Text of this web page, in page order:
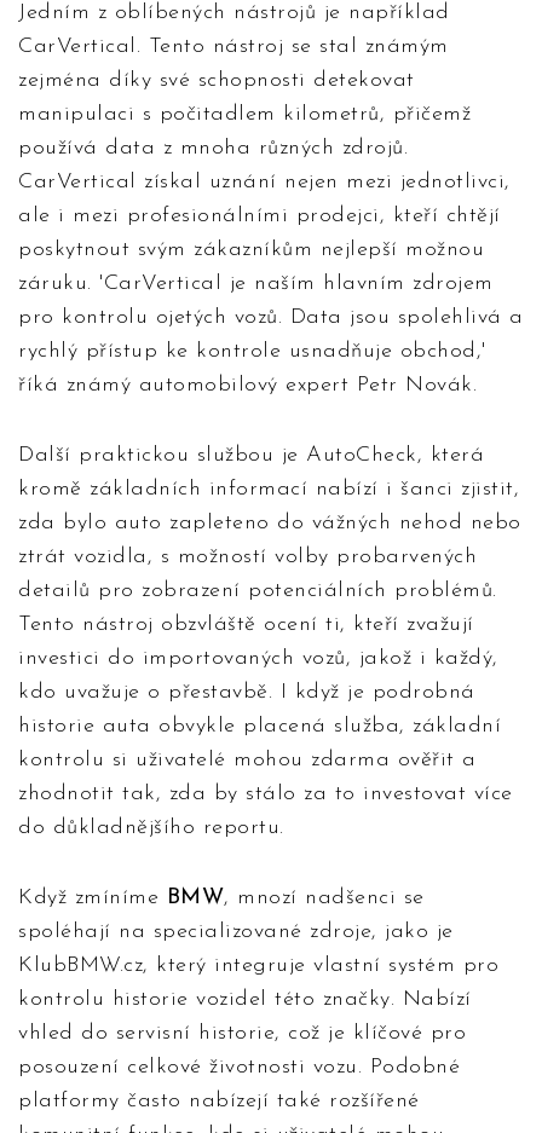
Jedním z oblíbených nástrojů je například
CarVertical. Tento nástroj se stal známým
zejména díky své schopnosti detekovat
manipulaci s počitadlem kilometrů, přičemž
používá data z mnoha různých zdrojů.
CarVertical získal uznání nejen mezi jednotlivci,
ale i mezi profesionálními prodejci, kteří chtějí
poskytnout svým zákazníkům nejlepší možnou
záruku. 'CarVertical je naším hlavním zdrojem
pro kontrolu ojetých vozů. Data jsou spolehlivá a
rychlý přístup ke kontrole usnadňuje obchod,'
říká známý automobilový expert Petr Novák.
Další praktickou službou je AutoCheck, která
kromě základních informací nabízí i šanci zjistit,
zda bylo auto zapleteno do vážných nehod nebo
ztrát vozidla, s možností volby probarvených
detailů pro zobrazení potenciálních problémů.
Tento nástroj obzvláště ocení ti, kteří zvažují
investici do importovaných vozů, jakož i každý,
kdo uvažuje o přestavbě. I když je podrobná
historie auta obvykle placená služba, základní
kontrolu si uživatelé mohou zdarma ověřit a
zhodnotit tak, zda by stálo za to investovat více
do důkladnějšího reportu.
Když zmíníme BMW, mnozí nadšenci se
spoléhají na specializované zdroje, jako je
KlubBMW.cz, který integruje vlastní systém pro
kontrolu historie vozidel této značky. Nabízí
vhled do servisní historie, což je klíčové pro
posouzení celkové životnosti vozu. Podobné
platformy často nabízejí také rozšířené